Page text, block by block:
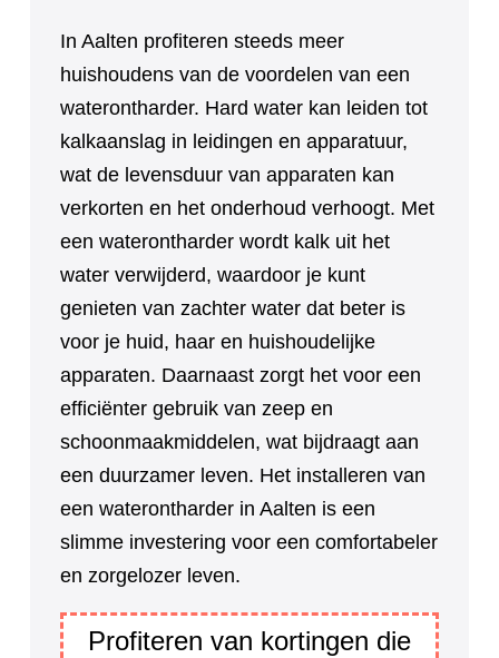
In Aalten profiteren steeds meer
huishoudens van de voordelen van een
waterontharder. Hard water kan leiden tot
kalkaanslag in leidingen en apparatuur,
wat de levensduur van apparaten kan
verkorten en het onderhoud verhoogt. Met
een waterontharder wordt kalk uit het
water verwijderd, waardoor je kunt
genieten van zachter water dat beter is
voor je huid, haar en huishoudelijke
apparaten. Daarnaast zorgt het voor een
efficiënter gebruik van zeep en
schoonmaakmiddelen, wat bijdraagt aan
een duurzamer leven. Het installeren van
een waterontharder in Aalten is een
slimme investering voor een comfortabeler
en zorgelozer leven.
Profiteren van kortingen die